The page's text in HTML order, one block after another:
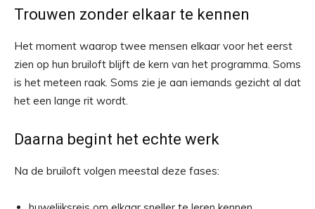
Trouwen zonder elkaar te kennen
Het moment waarop twee mensen elkaar voor het eerst
zien op hun bruiloft blijft de kern van het programma. Soms
is het meteen raak. Soms zie je aan iemands gezicht al dat
het een lange rit wordt.
Daarna begint het echte werk
Na de bruiloft volgen meestal deze fases: